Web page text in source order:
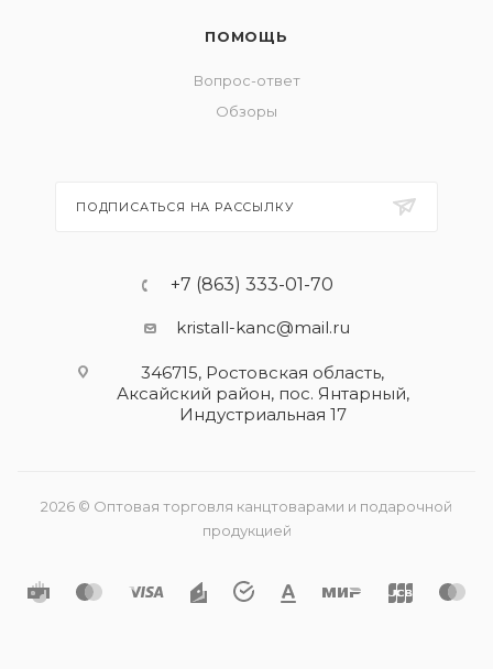
ПОМОЩЬ
Вопрос-ответ
Обзоры
ПОДПИСАТЬСЯ НА РАССЫЛКУ
+7 (863) 333-01-70
kristall-kanc@mail.ru
346715, Ростовская область​,
Аксайский район, пос. Янтарный,
Индустриальная 17
2026 © Оптовая торговля канцтоварами и подарочной
продукцией